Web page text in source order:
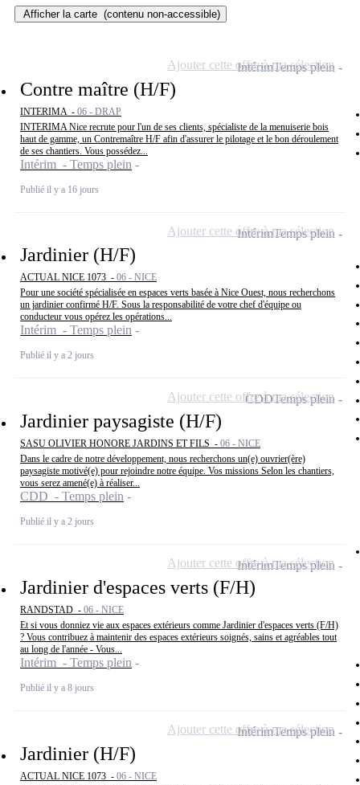
Afficher la carte (contenu non-accessible)
Contre maître (H/F)
INTERIMA - 06 - DRAP
INTERIMA Nice recrute pour l'un de ses clients, spécialiste de la menuiserie bois
haut de gamme, un Contremaître H/F afin d'assurer le pilotage et le bon déroulement
de ses chantiers. Vous possédez...
Intérim - Temps plein
Publié il y a 16 jours
IntérimTemps plein
Ajouter cette offre à ma sélection
Jardinier (H/F)
ACTUAL NICE 1073 - 06 - NICE
Pour une société spécialisée en espaces verts basée à Nice Ouest, nous recherchons
un jardinier confirmé H/F. Sous la responsabilité de votre chef d'équipe ou
conducteur vous opérez les opérations...
Intérim - Temps plein
Publié il y a 2 jours
IntérimTemps plein
Ajouter cette offre à ma sélection
Jardinier paysagiste (H/F)
SASU OLIVIER HONORE JARDINS ET FILS - 06 - NICE
Dans le cadre de notre développement, nous recherchons un(e) ouvrier(ère)
paysagiste motivé(e) pour rejoindre notre équipe. Vos missions Selon les chantiers,
vous serez amené(e) à réaliser...
CDD - Temps plein
Publié il y a 2 jours
CDDTemps plein
Ajouter cette offre à ma sélection
Jardinier d'espaces verts (F/H)
RANDSTAD - 06 - NICE
Et si vous donniez vie aux espaces extérieurs comme Jardinier d'espaces verts (F/H)
? Vous contribuez à maintenir des espaces extérieurs soignés, sains et agréables tout
au long de l'année - Vous...
Intérim - Temps plein
Publié il y a 8 jours
IntérimTemps plein
Ajouter cette offre à ma sélection
Jardinier (H/F)
ACTUAL NICE 1073 - 06 - NICE
IntérimTemps plein
Ajouter cette offre à ma sélection